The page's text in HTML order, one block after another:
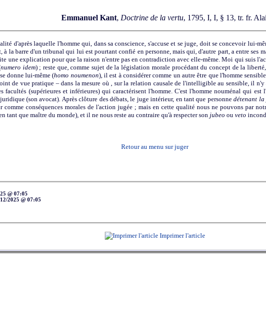
Emmanuel Kant, Doctrine de la vertu, 1795, I, I, § 13, tr. fr.
d'après laquelle l'homme qui, dans sa conscience, s'accuse et se juge, doit se concevoir lui-
à la barre d'un tribunal qui lui est pourtant confié en personne, mais qui, d'autre part, a entre ses
une explication pour que la raison n'entre pas en contradiction avec elle-même. Moi qui suis
numero idem) ; reste que, comme sujet de la législation morale procédant du concept de la
donne lui-même (homo noumenon), il est à considérer comme un autre être que l'homme
de vue pratique – dans la mesure où , sur la relation causale de l'intelligible au sensible, il
facultés (supérieures et inférieures) qui caractérisent l'homme. C'est l'homme nouménal qui est
(son avocat). Après clôture des débats, le juge intérieur, en tant que personnedétenant la
comme conséquences morales de l'action jugée ; mais en cette qualité nous ne pouvons par
tant que maître du monde), et il ne nous reste au contraire qu'à respecter son jubeo ou veto
Retour au menu sur juger
@ 07:05
2025 @ 07:05
Imprimer l'article